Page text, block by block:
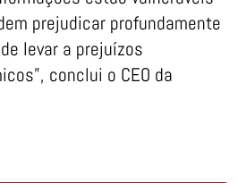
prejudicar profundamente
levar a prejuízos
conclui o CEO da